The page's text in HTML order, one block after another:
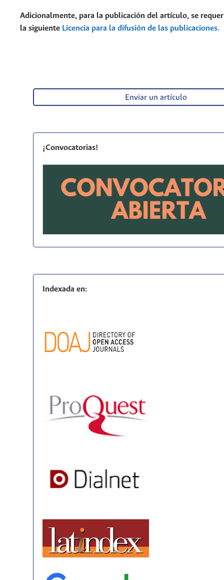
Adicionalmente, para la publicación del artículo, se
la siguiente Licencia para la difusión de las publicaciones.
Enviar un artículo
¡Convocatorias!
Indexada en: